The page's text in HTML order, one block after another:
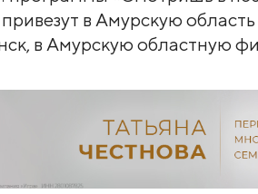
в Амурскую
в Амурскую областную